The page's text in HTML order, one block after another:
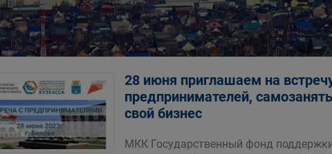
28 июня приглашаем на
предпринимателей,
свой бизнес
МКК Государственный фонд